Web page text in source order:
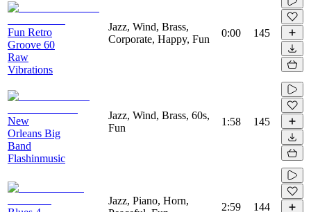
Fun Retro
Groove 60
Raw
Vibrations
Jazz, Wind, Brass,
Corporate, Happy, Fun
0:00 145
New
Orleans Big
Band
Flashinmusic
Jazz, Wind, Brass, 60s,
Fun
1:58 145
Jazz, Piano, Horn,
2:59 144